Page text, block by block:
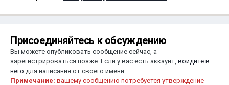
Присоединяйтесь к обсуждению
Вы можете опубликовать сообщение сейчас, а
зарегистрироваться позже. Если у вас есть аккаунт, войдите в
него для написания от своего имени.
Примечание: вашему сообщению потребуется утверждение